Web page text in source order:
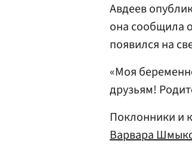
Авдеев
она сообщила
появился на
«Моя
друзьям!
Поклонники и
Варвара